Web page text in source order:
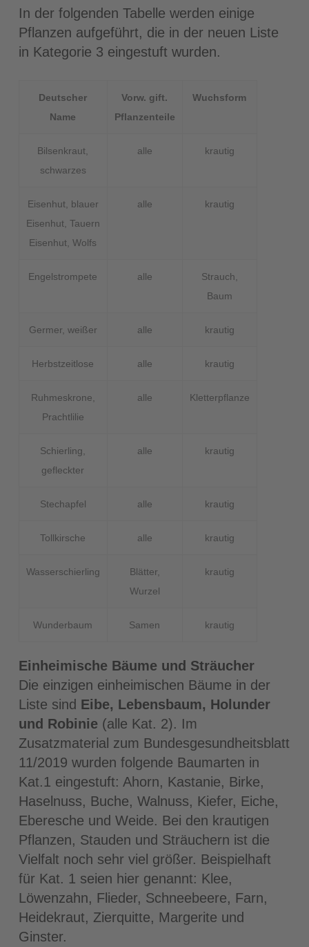
In der folgenden Tabelle werden einige
Pflanzen aufgeführt, die in der neuen Liste
in Kategorie 3 eingestuft wurden.
Deutscher
Name
Vorw. gift.
Pflanzenteile
Wuchsform
Bilsenkraut,
schwarzes
alle krautig
Eisenhut, blauer
Eisenhut, Tauern
Eisenhut, Wolfs
alle krautig
Engelstrompete alle
Strauch,
Baum
Germer, weißer alle krautig
Herbstzeitlose alle krautig
Ruhmeskrone,
Prachtlilie
alle Kletterpflanze
Schierling,
gefleckter
alle krautig
Stechapfel alle krautig
Tollkirsche alle krautig
Wasserschierling
Blätter,
Wurzel
krautig
Wunderbaum Samen krautig
Einheimische Bäume und Sträucher
Die einzigen einheimischen Bäume in der
Liste sind Eibe, Lebensbaum, Holunder
und Robinie (alle Kat. 2). Im
Zusatzmaterial zum Bundesgesundheitsblatt
11/2019 wurden folgende Baumarten in
Kat.1 eingestuft: Ahorn, Kastanie, Birke,
Haselnuss, Buche, Walnuss, Kiefer, Eiche,
Eberesche und Weide. Bei den krautigen
Pflanzen, Stauden und Sträuchern ist die
Vielfalt noch sehr viel größer. Beispielhaft
für Kat. 1 seien hier genannt: Klee,
Löwenzahn, Flieder, Schneebeere, Farn,
Heidekraut, Zierquitte, Margerite und
Ginster.